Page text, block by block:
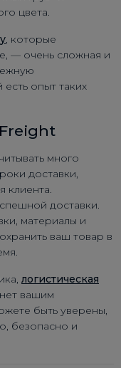
цвета.
, которые
— очень сложная и
опыт таких
много
доставки,
клиента.
доставки.
материалы и
ваш товар в
логистическая
вашим
быть уверены,
безопасно и